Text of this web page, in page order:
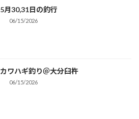
5月30,31日の釣行
06/15/2026
カワハギ釣り＠大分臼杵
06/15/2026